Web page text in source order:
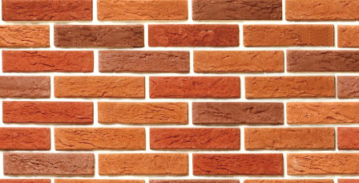
d. 資料保留及保安
閣下的個人資料將採用SSL技
服器内。本公司同時將限制只
密並不會向第三方披露。
本公司盡一切合理努力以確保
授權的本公司人員或第三方服
因此我們無法擔保有關個人資